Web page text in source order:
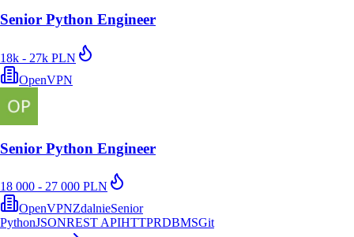
Senior Python Engineer
18k - 27k PLN
OpenVPN
Senior Python Engineer
18 000 - 27 000 PLN
OpenVPNZdalnieSenior
PythonJSONREST APIHTTPRDBMSGit